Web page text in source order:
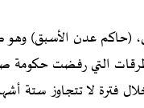
(حاكم عدن الأسبق) وهو
التي رفضت حكومة
فترة لا تتجاوز ستة